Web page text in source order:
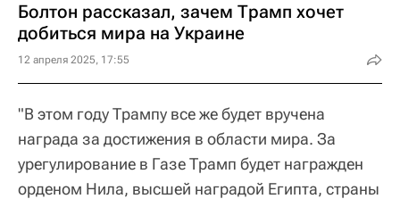
Болтон рассказал, зачем Трамп хочет
добиться мира на Украине
12 апреля 2025, 17:55
"В этом году Трампу все же будет вручена
награда за достижения в области мира. За
урегулирование в Газе Трамп будет награжден
орденом Нила, высшей наградой Египта, страны